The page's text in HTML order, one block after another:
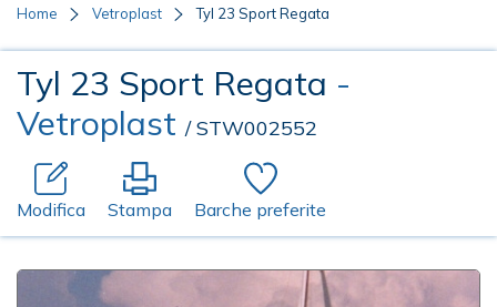
Home Vetroplast Tyl 23 Sport Regata
Tyl 23 Sport Regata -
Vetroplast / STW002552
Modifica Stampa Barche preferite